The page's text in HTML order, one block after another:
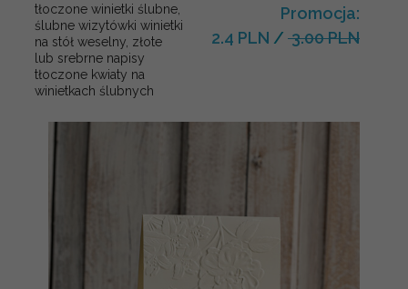
tłoczone winietki ślubne,
ślubne wizytówki winietki
na stół weselny, złote
lub srebrne napisy
tłoczone kwiaty na
winietkach ślubnych
Promocja:
2.4 PLN / 3.00 PLN